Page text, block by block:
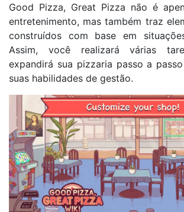
Good Pizza, Great Pizza não é
entretenimento, mas também traz
construídos com base em
Assim, você realizará várias
expandirá sua pizzaria passo a
suas habilidades de gestão.